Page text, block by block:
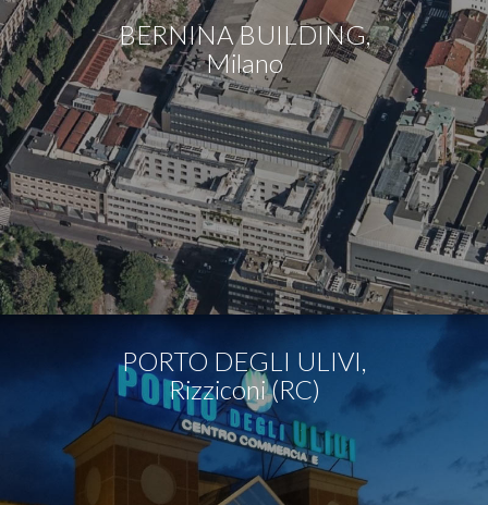
BERNINA BUILDING,
Milano
PORTO DEGLI ULIVI,
Rizziconi (RC)